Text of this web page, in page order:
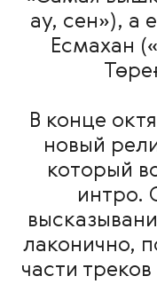
ау, сен»), а
Есмахан
В конце
новый
который
интро.
лаконично,
части